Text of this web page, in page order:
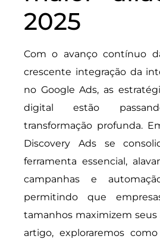
2025
Com o avanço contínuo
crescente integração da
no Google Ads, as
digital estão
transformação profunda.
Discovery Ads se
ferramenta essencial,
campanhas e
permitindo que
tamanhos maximizem seus
artigo, exploraremos